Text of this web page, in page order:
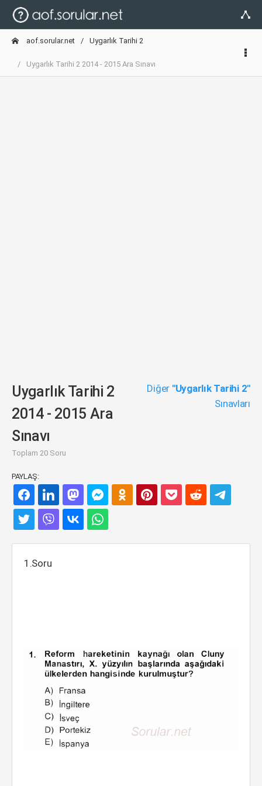
aof.sorular.net Uygarlık Tarihi 2
Uygarlık Tarihi 2 2014 - 2015 Ara Sınavı
Uygarlık Tarihi 2
2014 - 2015 Ara
Sınavı
Toplam 20 Soru
Diğer "Uygarlık Tarihi 2"
Sınavları
PAYLAŞ:
1.Soru